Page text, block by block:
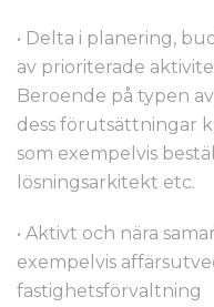
• Delta i planering,
av prioriterade
Beroende på typen
dess förutsättningar
som exempelvis
lösningsarkitekt etc.
• Aktivt och nära
exempelvis
fastighetsförvaltning